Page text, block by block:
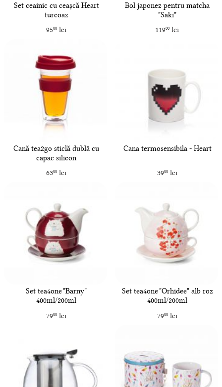
Set ceainic cu ceașcă Heart
turcoaz
9500lei
Bol japonez pentru matcha
"Saki"
11900 lei
Cană tea2go sticlă dublă cu
capac silicon
6300lei
Cana termosensibila - Heart
3900lei
Set tea4one "Barny"
400ml/200ml
7900lei
Set tea4one "Orhidee" alb roz
400ml/200ml
7900lei